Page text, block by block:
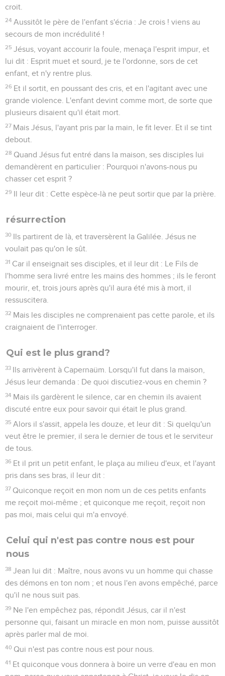
croit.
24 Aussitôt le père de l'enfant s'écria : Je crois ! viens au
secours de mon incrédulité !
25 Jésus, voyant accourir la foule, menaça l'esprit impur, et
lui dit : Esprit muet et sourd, je te l'ordonne, sors de cet
enfant, et n'y rentre plus.
26 Et il sortit, en poussant des cris, et en l'agitant avec une
grande violence. L'enfant devint comme mort, de sorte que
plusieurs disaient qu'il était mort.
27 Mais Jésus, l'ayant pris par la main, le fit lever. Et il se tint
debout.
28 Quand Jésus fut entré dans la maison, ses disciples lui
demandèrent en particulier : Pourquoi n'avons-nous pu
chasser cet esprit ?
29 Il leur dit : Cette espèce-là ne peut sortir que par la prière.
résurrection
30 Ils partirent de là, et traversèrent la Galilée. Jésus ne
voulait pas qu'on le sût.
31 Car il enseignait ses disciples, et il leur dit : Le Fils de
l'homme sera livré entre les mains des hommes ; ils le feront
mourir, et, trois jours après qu'il aura été mis à mort, il
ressuscitera.
32 Mais les disciples ne comprenaient pas cette parole, et ils
craignaient de l'interroger.
Qui est le plus grand?
33 Ils arrivèrent à Capernaüm. Lorsqu'il fut dans la maison,
Jésus leur demanda : De quoi discutiez-vous en chemin ?
34 Mais ils gardèrent le silence, car en chemin ils avaient
discuté entre eux pour savoir qui était le plus grand.
35 Alors il s'assit, appela les douze, et leur dit : Si quelqu'un
veut être le premier, il sera le dernier de tous et le serviteur
de tous.
36 Et il prit un petit enfant, le plaça au milieu d'eux, et l'ayant
pris dans ses bras, il leur dit :
37 Quiconque reçoit en mon nom un de ces petits enfants
me reçoit moi-même ; et quiconque me reçoit, reçoit non
pas moi, mais celui qui m'a envoyé.
Celui qui n'est pas contre nous est pour
nous
38 Jean lui dit : Maître, nous avons vu un homme qui chasse
des démons en ton nom ; et nous l'en avons empêché, parce
qu'il ne nous suit pas.
39 Ne l'en empêchez pas, répondit Jésus, car il n'est
personne qui, faisant un miracle en mon nom, puisse aussitôt
après parler mal de moi.
40 Qui n'est pas contre nous est pour nous.
41 Et quiconque vous donnera à boire un verre d'eau en mon